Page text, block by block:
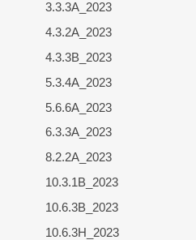
3.3.3A_2023
4.3.2A_2023
4.3.3B_2023
5.3.4A_2023
5.6.6A_2023
6.3.3A_2023
8.2.2A_2023
10.3.1B_2023
10.6.3B_2023
10.6.3H_2023